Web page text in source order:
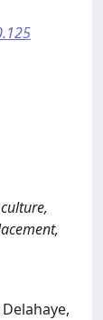
Delahaye,